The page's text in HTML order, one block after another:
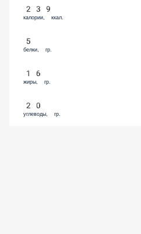
239
калории, ккал.
5
белки, гр.
16
жиры, гр.
20
углеводы, гр.